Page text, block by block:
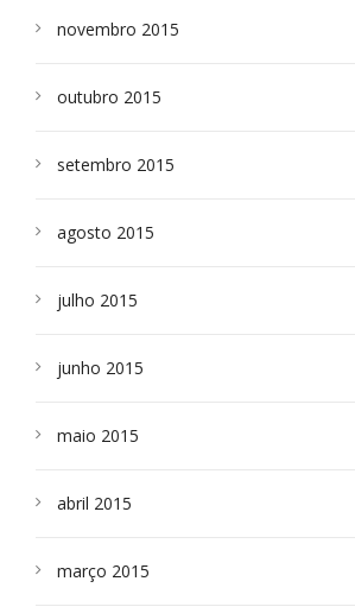
novembro 2015
outubro 2015
setembro 2015
agosto 2015
julho 2015
junho 2015
maio 2015
abril 2015
março 2015